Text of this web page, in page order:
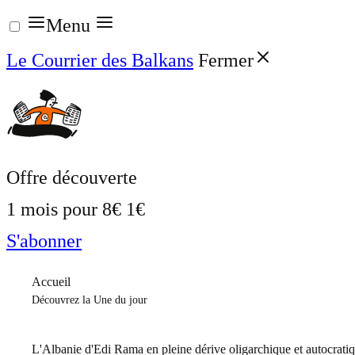
Aller
au
contenu
Menu
Le Courrier des Balkans Fermer
Offre découverte
1 mois pour 8€ 1€
S'abonner
Accueil
Découvrez la Une du jour
L'Albanie d'Edi Rama en pleine dérive oligarchique et